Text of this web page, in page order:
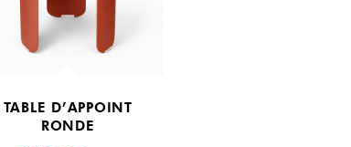
TABLE D’APPOINT
RONDE